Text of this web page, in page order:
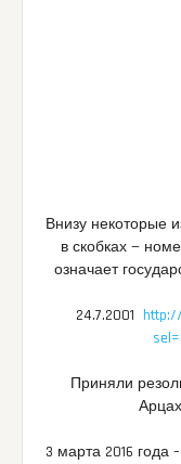
Внизу некоторые
в скобках —
означает
24.7.2001
Приняли
3 марта 2016